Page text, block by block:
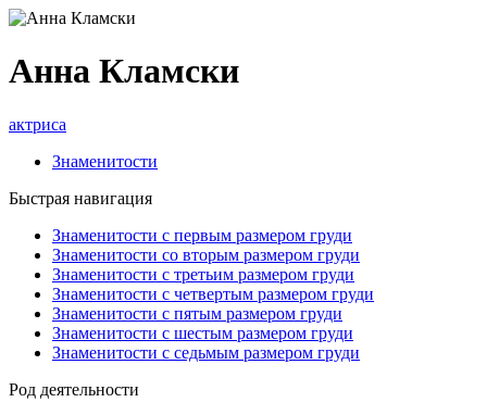
Анна Кламски
актриса
Знаменитости
Быстрая навигация
Знаменитости с первым размером груди
Знаменитости со вторым размером груди
Знаменитости с третьим размером груди
Знаменитости с четвертым размером груди
Знаменитости с пятым размером груди
Знаменитости с шестым размером груди
Знаменитости с седьмым размером груди
Род деятельности